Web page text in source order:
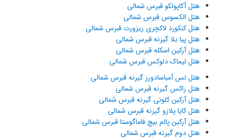
هتل آکاپولکو قبرس شمالی
هتل الکسوس قبرس شمالی
هتل کنکورد لاکچری ریزورت قبرس شمالی
هتل پیا بلا گیرنه قبرس شمالی
هتل آرکین اسکله قبرس شمالی
هتل لیماک دلوکس قبرس شمالی
هتل لس آمباسادورز گیرنه قبرس شمالی
هتل راکس گیرنه قبرس شمالی
هتل آرکین کلونی گیرنه قبرس شمالی
هتل کایا پلازو گیرنه قبرس شمالی
هتل آرکین پالم بیچ فاماگوستا قبرس شمالی
هتل دوم گیرنه قبرس شمالی